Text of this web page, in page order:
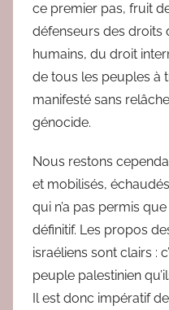
ce premier pas, fruit
défenseurs des droits
humains, du droit
de tous les peuples à
manifesté sans
génocide.
Nous restons
et mobilisés,
qui n’a pas permis
définitif. Les propos
israéliens sont clairs :
peuple palestinien
Il est donc impératif